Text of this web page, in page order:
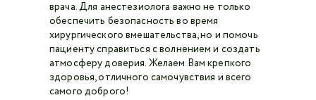
врача. Для анестезиолога важно не только
обеспечить безопасность во время
хирургического вмешательства, но и помочь
пациенту справиться с волнением и создать
атмосферу доверия. Желаем Вам крепкого
здоровья, отличного самочувствия и всего
самого доброго!